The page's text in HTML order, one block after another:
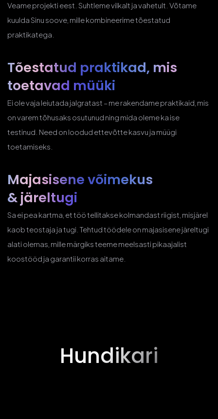
Veame projekti eest. Suhtleme vilkalt ja vahetult. Võtame
kuulda Sinu soove, mille kombineerime tõestatud
praktikatega.
Tõestatud praktikad, mis
toetavad müüki
Ei ole vaja leiutada jalgratast – me rakendame praktikaid, mis
on varem tõhusaks osutunud ning mida oleme ka ise
testinud. Need on loodud ettevõtte kasvu ja müügi
toetamiseks.
Majasisene võimekus
& järeltugi
Sa ei pea kartma, et töö tellitakse kolmandast riigist, misjärel
kaob teostaja ja tugi. Tehtud töödele on majasisene järeltugi
alati olemas, mille märgiks teeme meelsasti pikaajalist
koostööd ja garantii korras aitame.
Hundikari